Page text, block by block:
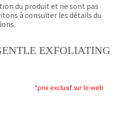
du produit et ne sont pas
à consulter les détails du
EXFOLIATING
*prix exclusif sur le web